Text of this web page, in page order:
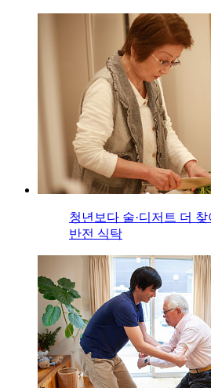
청년보다 술·디저트 더
반전 식탁